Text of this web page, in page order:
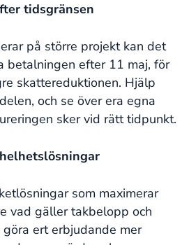
tidsgränsen
på större projekt kan det
betalningen efter 11 maj, för
skattereduktionen. Hjälp
och se över era egna
sker vid rätt tidpunkt.
som maximerar
vad gäller takbelopp och
ert erbjudande mer